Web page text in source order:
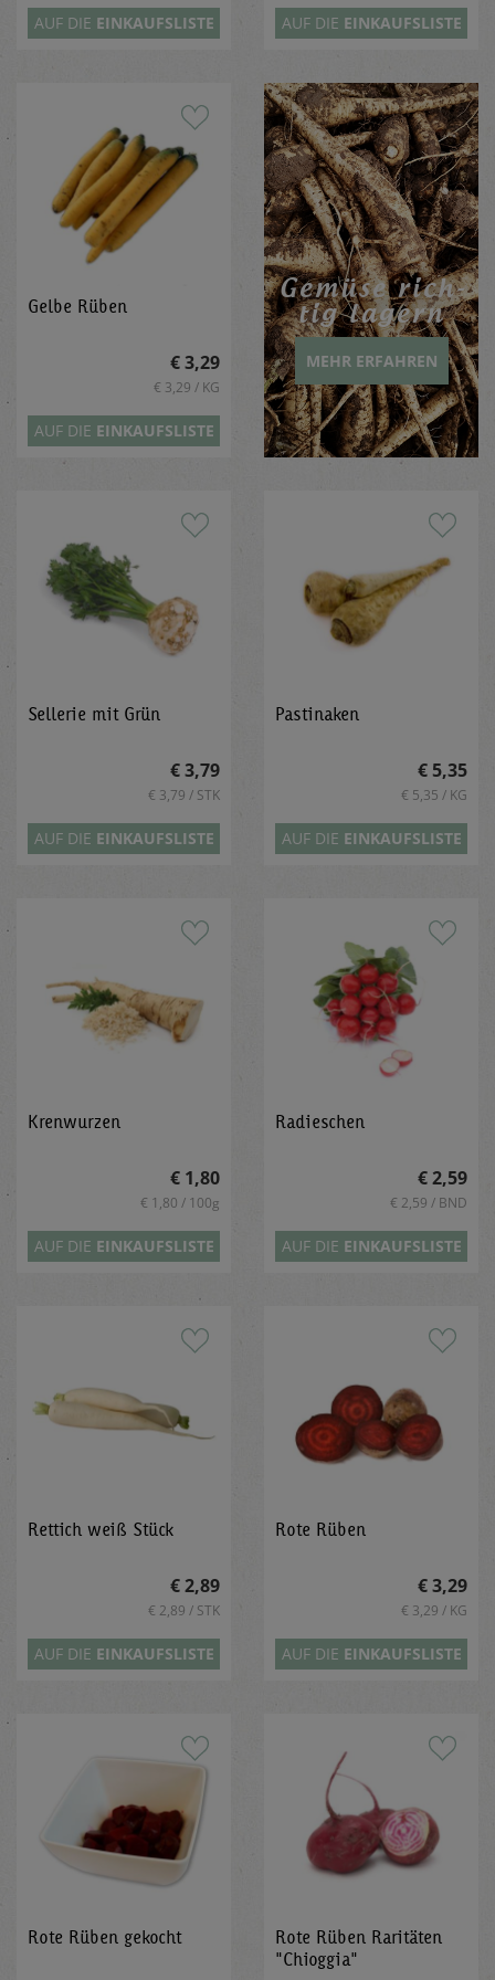
AUF DIE EINKAUFSLISTE AUF DIE EINKAUFSLISTE
Gelbe Rüben
€ 3,29
€ 3,29 / KG
AUF DIE EINKAUFSLISTE
Ge­mü­se rich­
tig la­gern
MEHR ERFAHREN
Sellerie mit Grün
€ 3,79
€ 3,79 / STK
AUF DIE EINKAUFSLISTE
Pastinaken
€ 5,35
€ 5,35 / KG
AUF DIE EINKAUFSLISTE
Krenwurzen
€ 1,80
€ 1,80 / 100g
AUF DIE EINKAUFSLISTE
Radieschen
€ 2,59
€ 2,59 / BND
AUF DIE EINKAUFSLISTE
Rettich weiß Stück
€ 2,89
€ 2,89 / STK
AUF DIE EINKAUFSLISTE
Rote Rüben
€ 3,29
€ 3,29 / KG
AUF DIE EINKAUFSLISTE
Rote Rüben gekocht
Rote Rüben Raritäten
"Chioggia"